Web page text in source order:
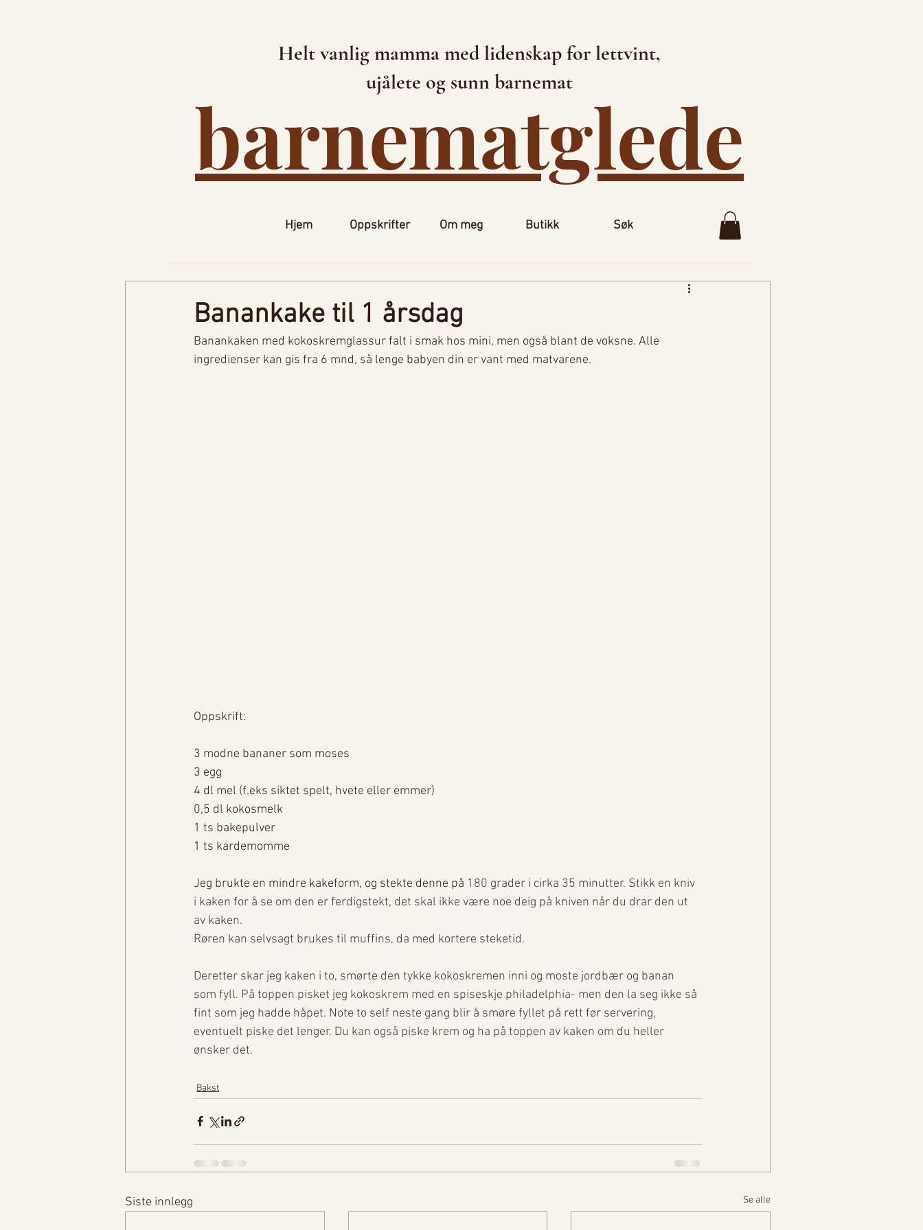
Helt vanlig mamma med lidenskap for lettvint,
ujålete og sunn barnemat
barnematglede
Hjem Oppskrifter Om meg Butikk Søk
Banankake til 1 årsdag
Banankaken med kokoskremglassur falt i smak hos mini, men også blant de voksne. Alle
ingredienser kan gis fra 6 mnd, så lenge babyen din er vant med matvarene.
Oppskrift:
3 modne bananer som moses
3 egg
4 dl mel (f.eks siktet spelt, hvete eller emmer)
0,5 dl kokosmelk
1 ts bakepulver
1 ts kardemomme
Jeg brukte en mindre kakeform, og stekte denne på 180 grader i cirka 35 minutter. Stikk en kniv
i kaken for å se om den er ferdigstekt, det skal ikke være noe deig på kniven når du drar den ut
av kaken.
Røren kan selvsagt brukes til muffins, da med kortere steketid.
Deretter skar jeg kaken i to, smørte den tykke kokoskremen inni og moste jordbær og banan
som fyll. På toppen pisket jeg kokoskrem med en spiseskje philadelphia- men den la seg ikke så
fint som jeg hadde håpet. Note to self neste gang blir å smøre fyllet på rett før servering,
eventuelt piske det lenger. Du kan også piske krem og ha på toppen av kaken om du heller
ønsker det.
Bakst
Siste innlegg Se alle